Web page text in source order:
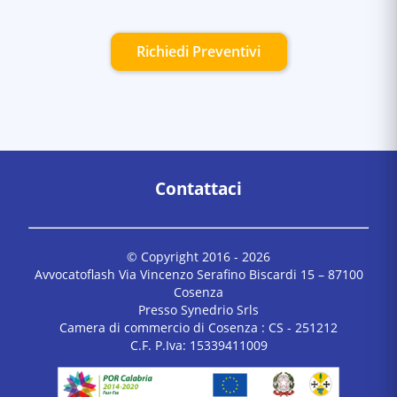
Richiedi Preventivi
Contattaci
© Copyright 2016 - 2026
Avvocatoflash Via Vincenzo Serafino Biscardi 15 – 87100
Cosenza
Presso Synedrio Srls
Camera di commercio di Cosenza : CS - 251212
C.F. P.Iva: 15339411009